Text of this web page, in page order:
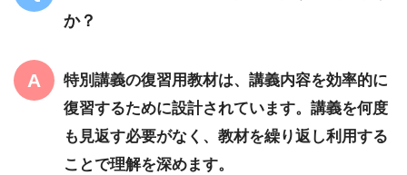
か？
特別講義の復習用教材は、講義内容を効率的に
復習するために設計されています。講義を何度
も見返す必要がなく、教材を繰り返し利用する
ことで理解を深めます。